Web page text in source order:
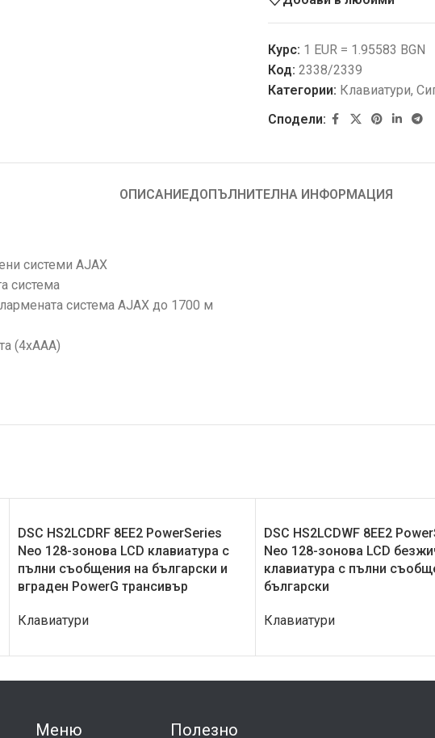
Курс: 1 EUR = 1.95583 BGN
Код: 2338/2339
Категории: Клавиатури,
Сподели:
ОПИСАНИЕДОПЪЛНИТЕЛНА ИНФОРМАЦИЯ
системи AJAX
система
система AJAX до 1700 м
(4хААА)
DSC HS2LCDRF 8EE2 PowerSeries
Neo 128-зонова LCD клавиатура с
пълни съобщения на български и
вграден PowerG трансивър
Клавиатури
DSC HS2LCDWF 8EE2
Neo 128-зонова LCD
клавиатура с пълни
български
Клавиатури
Меню Полезно